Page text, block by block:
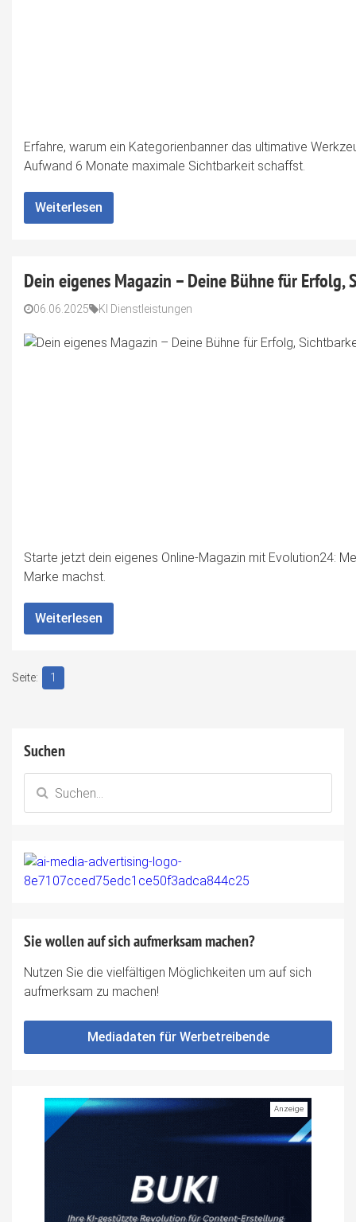
Erfahre, warum ein Kategorienbanner das ultimative
Aufwand 6 Monate maximale Sichtbarkeit schaffst.
Weiterlesen
Dein eigenes Magazin – Deine Bühne für
06.06.2025 KI Dienstleistungen
Starte jetzt dein eigenes Online-Magazin mit Evolution24:
Marke machst.
Weiterlesen
1
Suchen
Sie wollen auf sich aufmerksam machen?
Nutzen Sie die vielfältigen Möglichkeiten um auf sich
aufmerksam zu machen!
Mediadaten für Werbetreibende